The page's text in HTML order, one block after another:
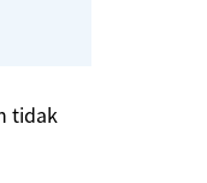
tidak